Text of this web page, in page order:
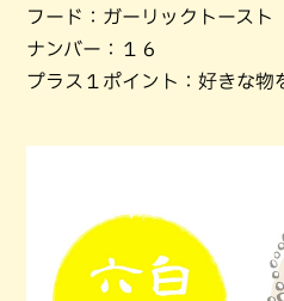
フード：ガーリックトースト
ナンバー：１６
プラス１ポイント：好きな物